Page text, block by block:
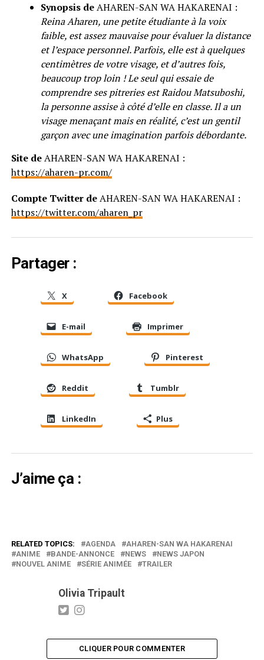
Synopsis deAHAREN-SAN WA HAKARENAI :
Reina Aharen, une petite étudiante à la voix
faible, est assez mauvaise pour évaluer la distance
et l’espace personnel. Parfois, elle est à quelques
centimètres de votre visage, et d’autres fois,
beaucoup trop loin ! Le seul qui essaie de
comprendre ses pitreries est Raidou Matsuboshi,
la personne assise à côté d’elle en classe. Il a un
visage menaçant mais en réalité, c’est un gentil
garçon avec une imagination parfois débordante.
Site deAHAREN-SAN WA HAKARENAI :
https://aharen-pr.com/
Compte Twitter deAHAREN-SAN WA HAKARENAI :
https://twitter.com/aharen_pr
Partager :
X Facebook
E-mail Imprimer
WhatsApp Pinterest
Reddit Tumblr
LinkedIn Plus
J’aime ça :
RELATED TOPICS: AGENDA
AHAREN-SAN WA HAKARENAI
ANIME
BANDE-ANNONCE NEWS
NEWS JAPON
NOUVEL ANIME
SÉRIE ANIMÉE TRAILER
Olivia Tripault
CLIQUER POUR COMMENTER